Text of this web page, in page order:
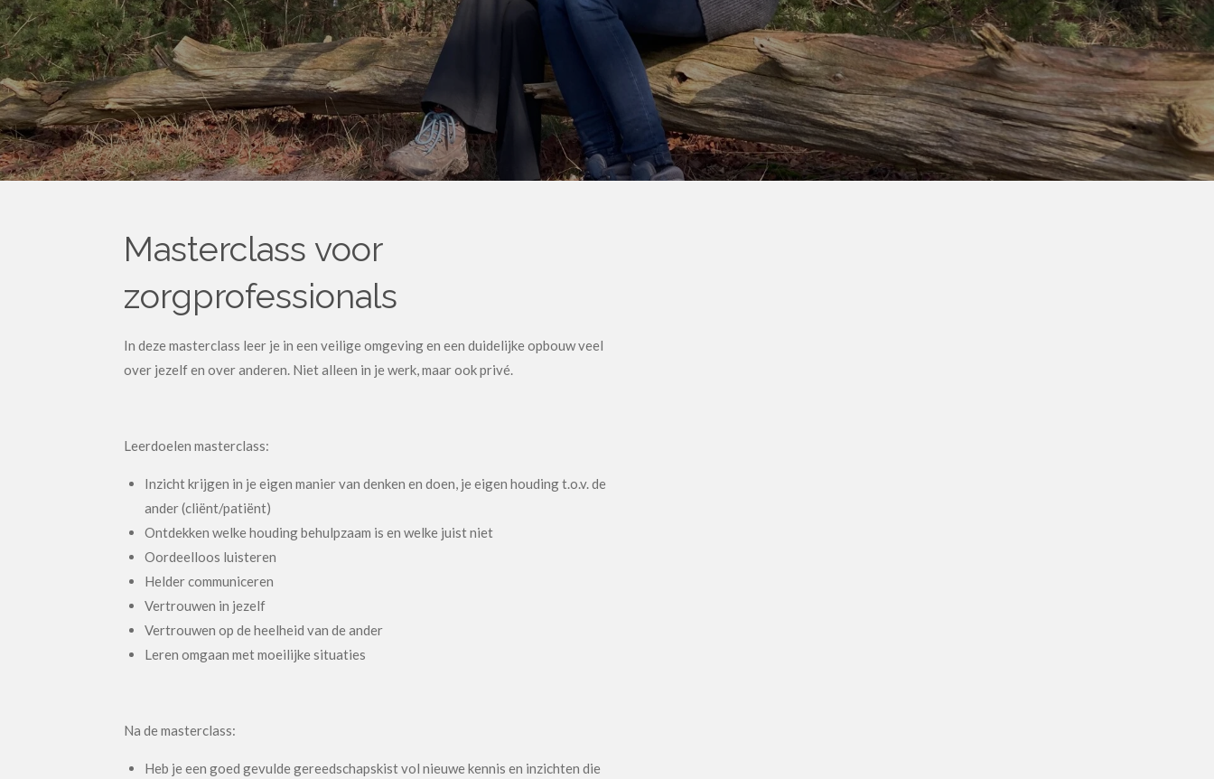
Masterclass voor
zorgprofessionals
In deze masterclass leer je in een veilige omgeving en een duidelijke opbouw veel
over jezelf en over anderen. Niet alleen in je werk, maar ook privé.
Leerdoelen masterclass:
Inzicht krijgen in je eigen manier van denken en doen, je eigen houding t.o.v. de
ander (cliënt/patiënt)
Ontdekken welke houding behulpzaam is en welke juist niet
Oordeelloos luisteren
Helder communiceren
Vertrouwen in jezelf
Vertrouwen op de heelheid van de ander
Leren omgaan met moeilijke situaties
Na de masterclass:
Heb je een goed gevulde gereedschapskist vol nieuwe kennis en inzichten die